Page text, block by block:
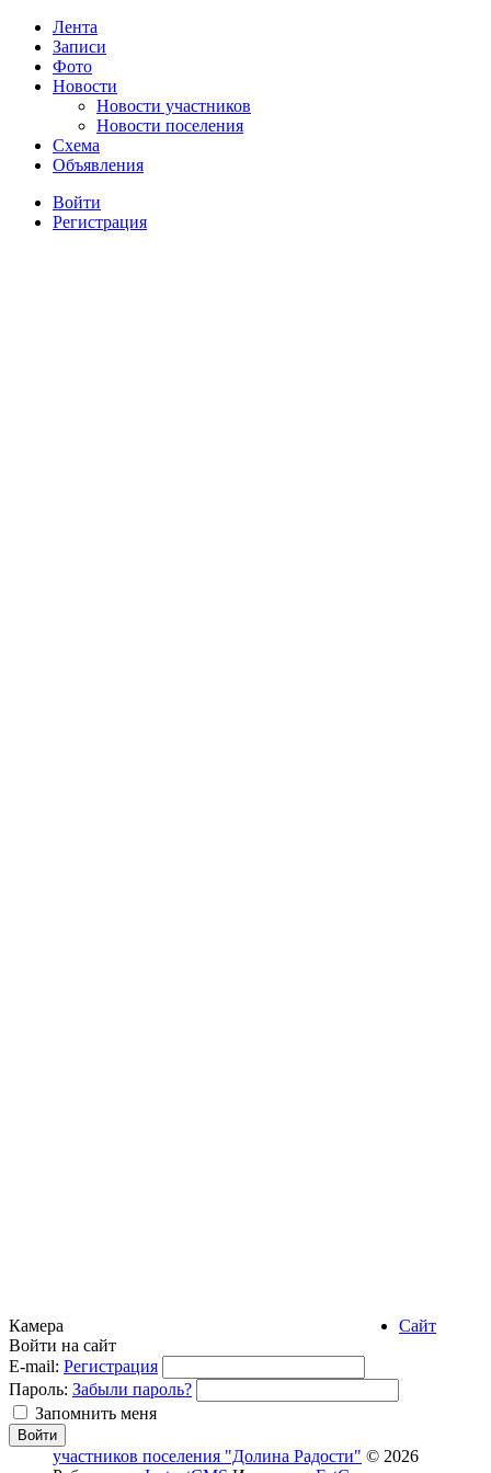
Лента
Записи
Фото
Новости
Новости участников
Новости поселения
Схема
Объявления
Войти
Регистрация
Камера
Войти на сайт
E-mail: Регистрация
Пароль: Забыли пароль?
Запомнить меня
Сайт
участников поселения "Долина Радости" © 2026